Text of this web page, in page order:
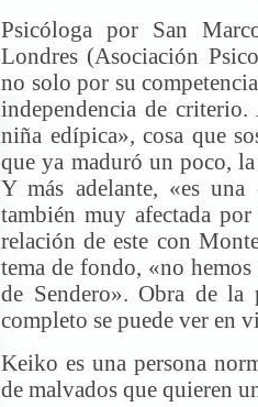
Psicóloga por San
Londres (Asociación
no solo por su
independencia de
niña edípica», cosa que
que ya maduró un poco,
Y más adelante, «es una
también muy afectada
relación de este con
tema de fondo, «no
de Sendero». Obra de la
completo se puede ver en
Keiko es una persona
de malvados que quieren